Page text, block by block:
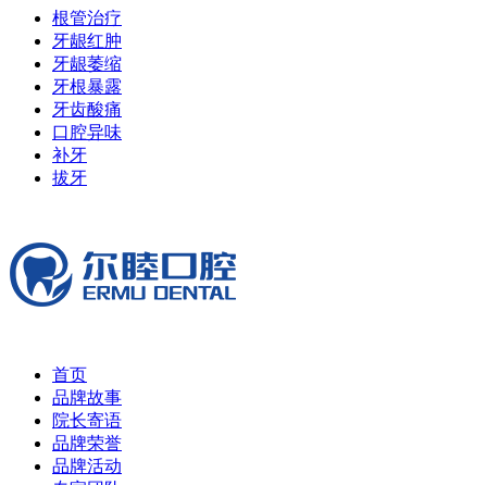
根管治疗
牙龈红肿
牙龈萎缩
牙根暴露
牙齿酸痛
口腔异味
补牙
拔牙
首页
品牌故事
院长寄语
品牌荣誉
品牌活动